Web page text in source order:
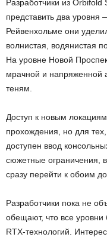
Разработчики из
представить два
Рейвенхольме они
волнистая, водянистая
На уровне Новой
мрачной и напряженной
теням.
Доступ к новым
прохождения, но для тех,
доступен ввод
сюжетные ограничения,
сразу перейти к обоим
Разработчики пока не
обещают, что все уровни
RTX-технологий.